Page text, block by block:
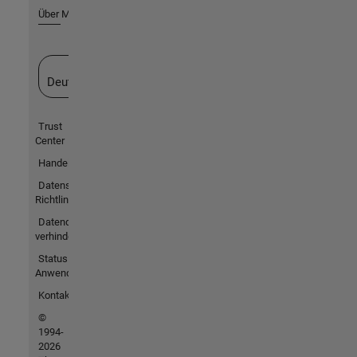
Über MathWorks
Deutschland
Trust
Center
Handelsmarken
Datenschutz-
Richtlinien
Datendiebstahl
verhindern
Status von
Anwendungen
Kontakt
©
1994-
2026